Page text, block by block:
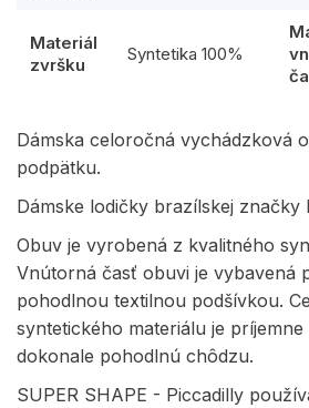
Materiál
zvršku
Syntetika 100%
Dámska celoročná vychádzková
podpätku.
Dámske lodičky brazílskej značky
Obuv je vyrobená z kvalitného
Vnútorná časť obuvi je vybavená
pohodlnou textilnou podšívkou.
syntetického materiálu je
dokonale pohodlnú chôdzu.
SUPER SHAPE - Piccadilly